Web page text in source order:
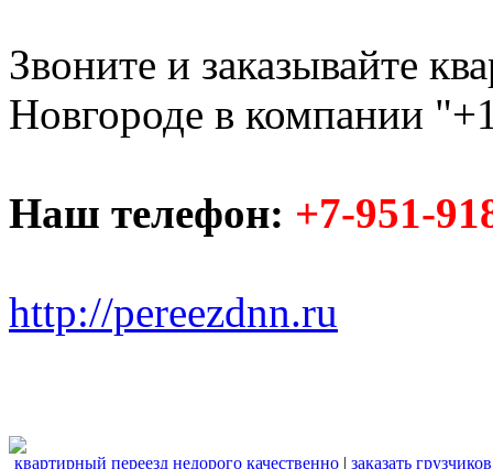
Звоните и заказывайте
Новгороде в компании
Наш телефон: +7-951-
http://pereezdnn.ru
квартирный переезд недорого качественно | заказать